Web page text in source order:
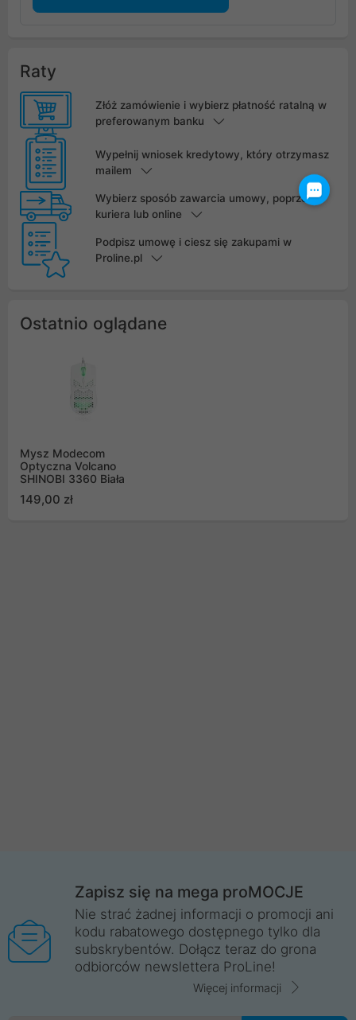
Raty
Złóż zamówienie i wybierz płatność ratalną w
preferowanym banku
Wypełnij wniosek kredytowy, który otrzymasz
mailem
Wybierz sposób zawarcia umowy, poprzez
kuriera lub online
Podpisz umowę i ciesz się zakupami w
Proline.pl
Ostatnio oglądane
Mysz Modecom
Optyczna Volcano
SHINOBI 3360 Biała
149,00 zł
Zapisz się na mega proMOCJE
Nie strać żadnej informacji o promocji ani
kodu rabatowego dostępnego tylko dla
subskrybentów. Dołącz teraz do grona
odbiorców newslettera ProLine!
Więcej informacji